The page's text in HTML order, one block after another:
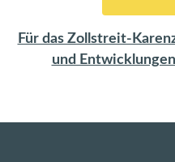
Für das Zollstreit-
und